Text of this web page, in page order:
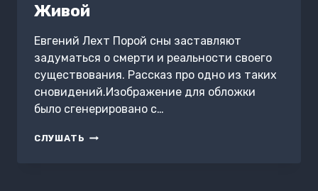
Живой
Евгений Лехт Порой сны заставляют
задуматься о смерти и реальности своего
существования. Рассказ про одно из таких
сновидений.Изображение для обложки
было сгенерировано с…
СЛУШАТЬ ЖИВОЙ